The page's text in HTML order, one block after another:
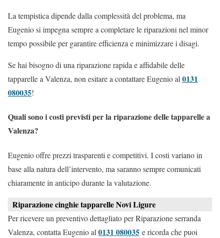
La tempistica dipende dalla complessità del problema, ma
Eugenio si impegna sempre a completare le riparazioni nel minor
tempo possibile per garantire efficienza e minimizzare i disagi.
Se hai bisogno di una riparazione rapida e affidabile delle
tapparelle a Valenza, non esitare a contattare Eugenio al0131
080035!
Quali sono i costi previsti per la riparazione delle tapparelle a
Valenza?
Eugenio offre prezzi trasparenti e competitivi. I costi variano in
base alla natura dell’intervento, ma saranno sempre comunicati
chiaramente in anticipo durante la valutazione.
Riparazione cinghie tapparelle Novi Ligure
Per ricevere un preventivo dettagliato per Riparazione serranda
Valenza, contatta Eugenio al 0131 080035 e ricorda che puoi